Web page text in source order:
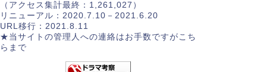
（アクセス集計最終：1,261,027）
リニューアル：2020.7.10－2021.6.20
URL移行：2021.8.11
★当サイトの管理人への連絡はお手数ですがこち
らまで